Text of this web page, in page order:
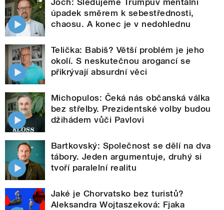
úpadek směrem k sebestřednosti,
chaosu. A konec je v nedohlednu
Telička: Babiš? Větší problém je jeho
okolí. S neskutečnou arogancí se
přikrývají absurdní věci
Michopulos: Čeká nás občanská válka
bez střelby. Prezidentské volby budou
džihádem vůči Pavlovi
Bartkovský: Společnost se dělí na dva
tábory. Jeden argumentuje, druhý si
tvoří paralelní realitu
Jaké je Chorvatsko bez turistů?
Aleksandra Wojtaszeková: Fjaka